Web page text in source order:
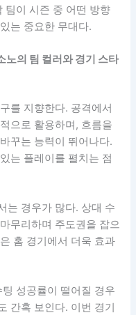
팀이 시즌 중 어떤 방향
는 중요한 무대다.
노의 팀 컬러와 경기 스타
를 지향한다. 공격에서
으로 활용하며, 흐름을
꾸는 능력이 뛰어나다.
는 플레이를 펼치는 점
는 경우가 많다. 상대 수
무리하며 주도권을 잡으
홈 경기에서 더욱 효과
성공률이 떨어질 경우
간혹 보인다. 이번 경기